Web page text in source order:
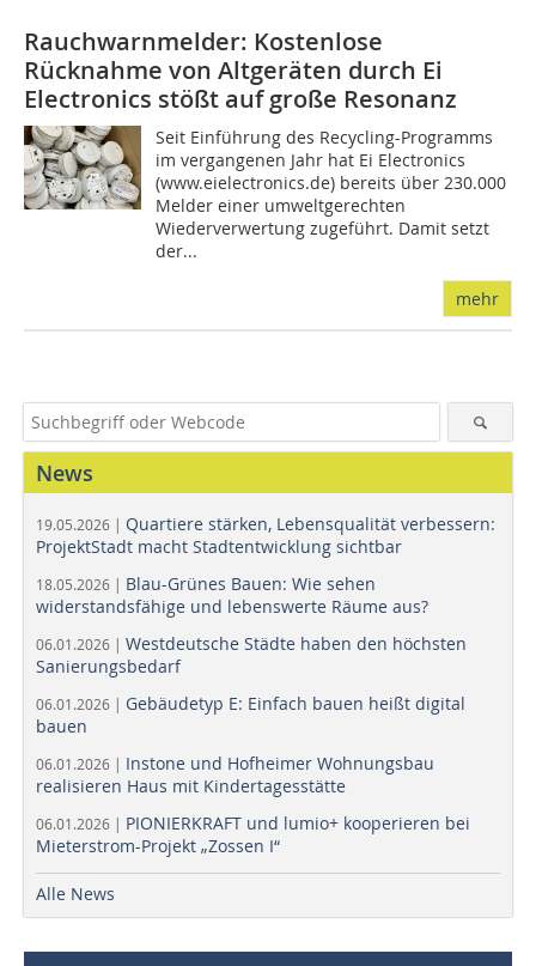
Rauchwarnmelder: Kostenlose
Rücknahme von Altgeräten durch Ei
Electronics stößt auf große Resonanz
Seit Einführung des Recycling-Programms
im vergangenen Jahr hat Ei Electronics
(www.eielectronics.de) bereits über 230.000
Melder einer umweltgerechten
Wiederverwertung zugeführt. Damit setzt
der...
mehr
News
19.05.2026 | Quartiere stärken, Lebensqualität verbessern:
ProjektStadt macht Stadtentwicklung sichtbar
18.05.2026 | Blau-Grünes Bauen: Wie sehen
widerstandsfähige und lebenswerte Räume aus?
06.01.2026 | Westdeutsche Städte haben den höchsten
Sanierungsbedarf
06.01.2026 | Gebäudetyp E: Einfach bauen heißt digital
bauen
06.01.2026 | Instone und Hofheimer Wohnungsbau
realisieren Haus mit Kindertagesstätte
06.01.2026 | PIONIERKRAFT und lumio+ kooperieren bei
Mieterstrom-Projekt „Zossen I“
Alle News